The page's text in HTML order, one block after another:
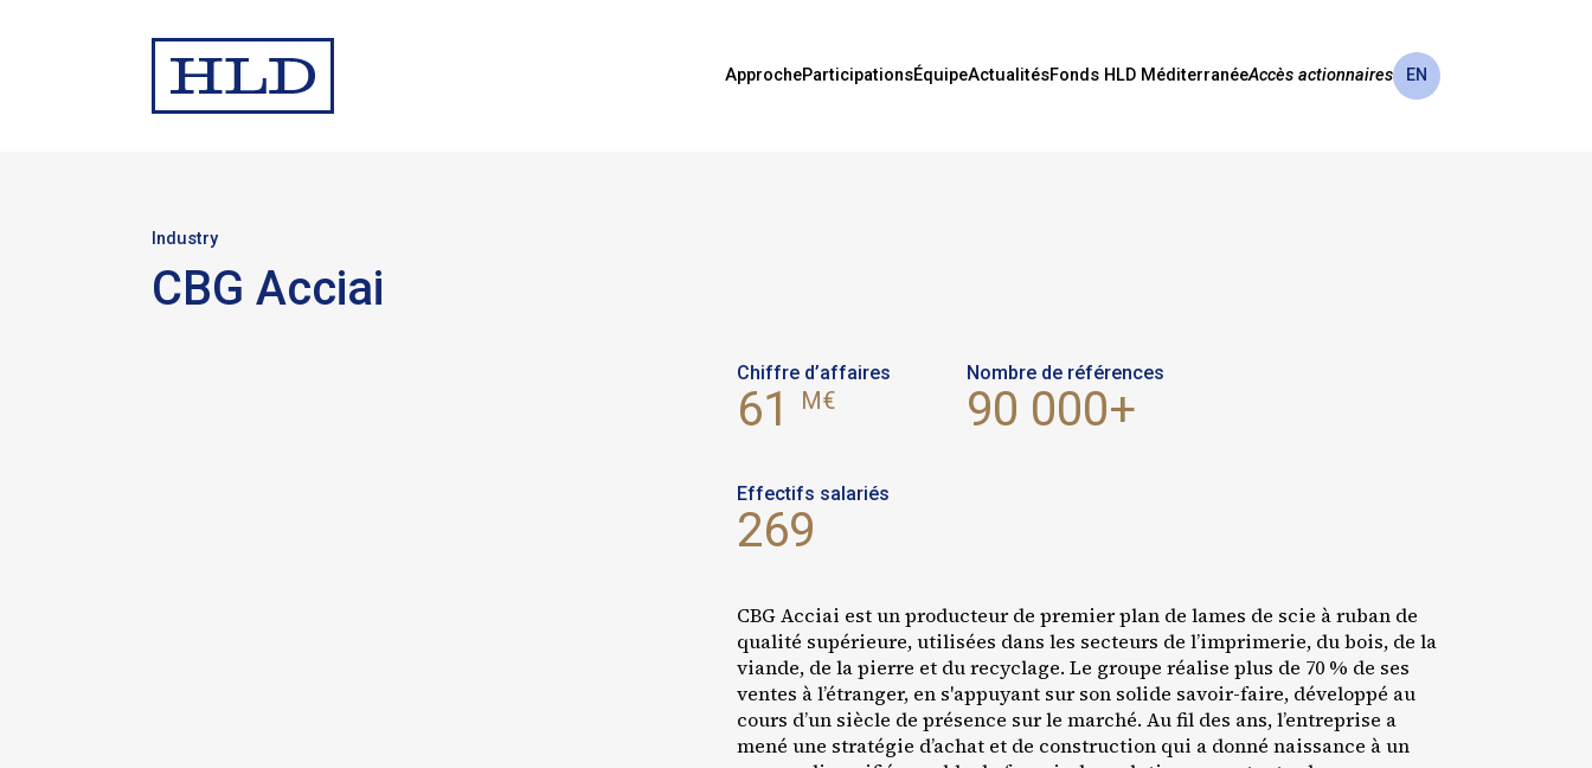
ApprocheParticipationsÉquipeActualitésFonds HLD MéditerranéeAccès actionnaires EN
Industry
CBG Acciai
Chiffre d’affaires
61 M€
Nombre de références
90 000+
Effectifs salariés
269
CBG Acciai est un producteur de premier plan de lames de scie à ruban de
qualité supérieure, utilisées dans les secteurs de l’imprimerie, du bois, de la
viande, de la pierre et du recyclage. Le groupe réalise plus de 70 % de ses
ventes à l’étranger, en s'appuyant sur son solide savoir-faire, développé au
cours d’un siècle de présence sur le marché. Au fil des ans, l’entreprise a
mené une stratégie d’achat et de construction qui a donné naissance à un